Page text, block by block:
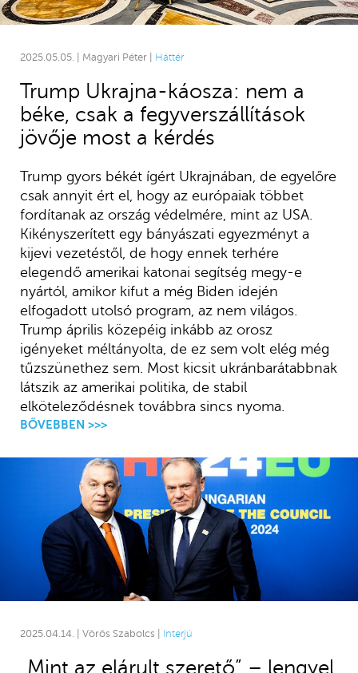
2025.05.05. | Magyari Péter | Háttér
Trump Ukrajna-káosza: nem a
béke, csak a fegyverszállítások
jövője most a kérdés
Trump gyors békét ígért Ukrajnában, de egyelőre
csak annyit ért el, hogy az európaiak többet
fordítanak az ország védelmére, mint az USA.
Kikényszerített egy bányászati egyezményt a
kijevi vezetéstől, de hogy ennek terhére
elegendő amerikai katonai segítség megy-e
nyártól, amikor kifut a még Biden idején
elfogadott utolsó program, az nem világos.
Trump április közepéig inkább az orosz
igényeket méltányolta, de ez sem volt elég még
tűzszünethez sem. Most kicsit ukránbarátabbnak
látszik az amerikai politika, de stabil
elköteleződésnek továbbra sincs nyoma.
BŐVEBBEN >>>
2025.04.14. | Vörös Szabolcs | Interjú
„Mint az elárult szerető” – lengyel